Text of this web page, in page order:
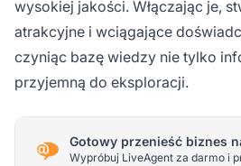
wysokiej jakości. Włączając je,
atrakcyjne i wciągające
czyniąc bazę wiedzy nie tylko
przyjemną do eksploracji.
Gotowy przenieść biznes
Wypróbuj LiveAgent za darmo i